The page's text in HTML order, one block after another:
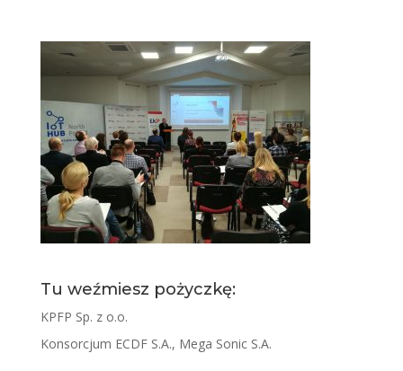
Tu weźmiesz pożyczkę:
KPFP Sp. z o.o.
Konsorcjum ECDF S.A., Mega Sonic S.A.